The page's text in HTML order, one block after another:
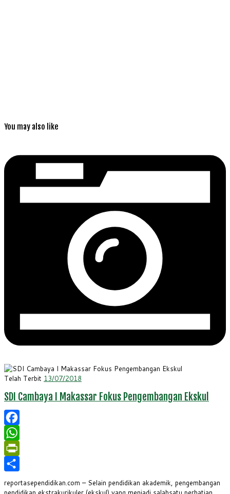
You may also like
Telah Terbit 13/07/2018
SDI Cambaya I Makassar Fokus Pengembangan Ekskul
Facebook
WhatsApp
PrintFriendly
Share
reportasependidikan.com – Selain pendidikan akademik, pengembangan